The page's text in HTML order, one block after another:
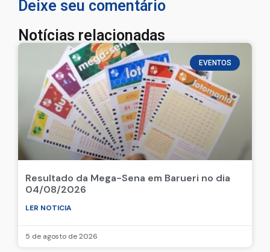
Deixe seu comentário
Notícias relacionadas
EVENTOS
Resultado da Mega-Sena em Barueri no dia
04/08/2026
LER NOTICIA
5 de agosto de 2026